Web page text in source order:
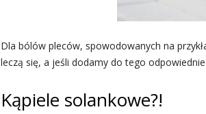
Dla bólów pleców, spowodowanych na
leczą się, a jeśli dodamy do tego
Kąpiele solankowe?!